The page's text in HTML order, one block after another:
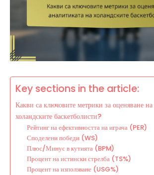
Key sections in the article:
Какви са ключовите метрики за оценяване
холандските баскетболисти?
Рейтинг на ефективността на играча (PER)
Споделени победи (WS)
Плюс/Минус в кутията (BPM)
Процент на истински стрелба (TS%)
Процент на използване (USG%)